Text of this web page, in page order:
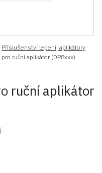
Příslušenství lepení, aplikátory
ruční aplikátor (DP8xxx)
ruční aplikátor